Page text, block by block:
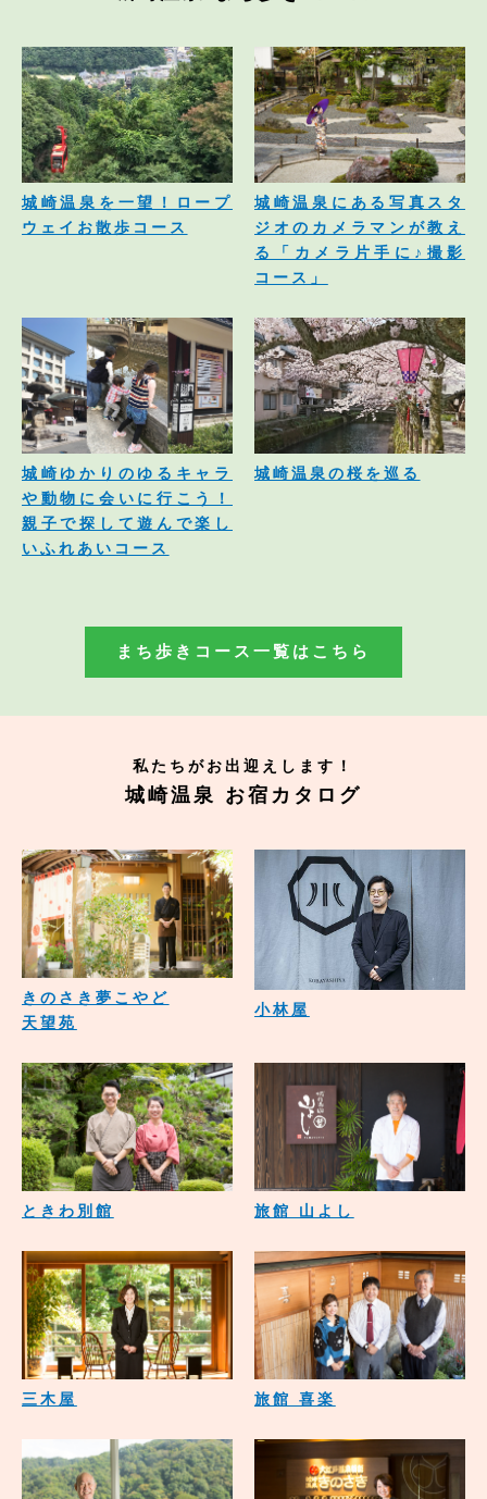
城崎温泉を一望！ロープ
ウェイお散歩コース
城崎温泉にある写真スタ
ジオのカメラマンが教え
る「カメラ片手に♪撮影
コース」
城崎ゆかりのゆるキャラ
や動物に会いに行こう！
親子で探して遊んで楽し
いふれあいコース
城崎温泉の桜を巡る
まち歩きコース一覧はこちら
私たちがお出迎えします！
城崎温泉 お宿カタログ
きのさき夢こやど
天望苑
小林屋
ときわ別館 旅館 山よし
三木屋 旅館 喜楽